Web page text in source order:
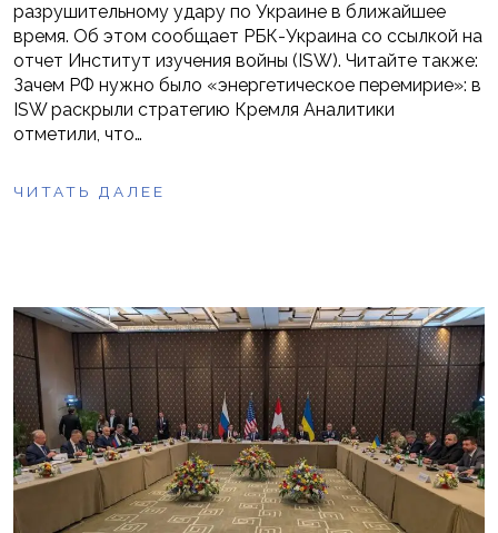
разрушительному удару по Украине в ближайшее
время. Об этом сообщает РБК-Украина со ссылкой на
отчет Институт изучения войны (ISW). Читайте также:
Зачем РФ нужно было «энергетическое перемирие»: в
ISW раскрыли стратегию Кремля Аналитики
отметили, что…
ЧИТАТЬ ДАЛЕЕ